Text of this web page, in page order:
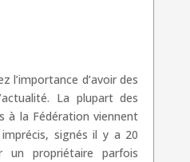
l’importance d’avoir des
La plupart des
à la Fédération viennent
signés il y a 20
propriétaire parfois